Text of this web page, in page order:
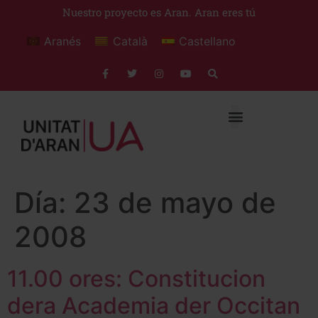
Nuestro proyecto es Aran. Aran eres tú
Aranés Català Castellano
Día: 23 de mayo de
2008
11.00 ores: Constitucion
dera Academia der Occitan